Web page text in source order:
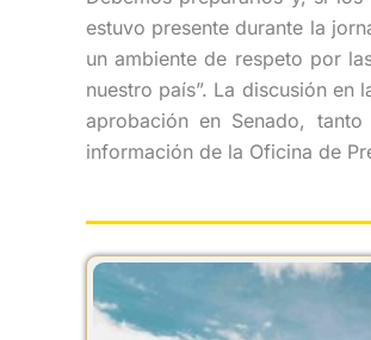
estuvo presente durante la
un ambiente de respeto por
nuestro país”. La discusión en
aprobación en Senado,
información de la Oficina de